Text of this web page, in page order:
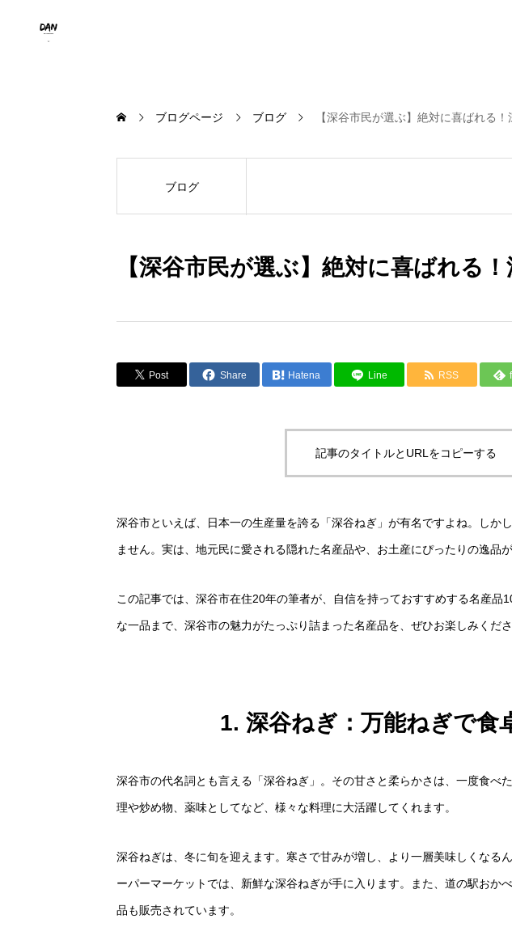
ブログページ ブログ 【深谷市民が選ぶ】絶対に喜ばれる
ブログ
【深谷市民が選ぶ】絶対に喜ばれる
Post Share Hatena Line RSS
記事のタイトルとURLをコピーする
深谷市といえば、日本一の生産量を誇る「深谷ねぎ」が有名ですよね。しか
ません。実は、地元民に愛される隠れた名産品や、お土産にぴったりの逸品
この記事では、深谷市在住20年の筆者が、自信を持っておすすめする名産品
な一品まで、深谷市の魅力がたっぷり詰まった名産品を、ぜひお楽しみくださ
1. 深谷ねぎ：万能ねぎで食
深谷市の代名詞とも言える「深谷ねぎ」。その甘さと柔らかさは、一度食べ
理や炒め物、薬味としてなど、様々な料理に大活躍してくれます。
深谷ねぎは、冬に旬を迎えます。寒さで甘みが増し、より一層美味しくなる
ーパーマーケットでは、新鮮な深谷ねぎが手に入ります。また、道の駅おか
品も販売されています。